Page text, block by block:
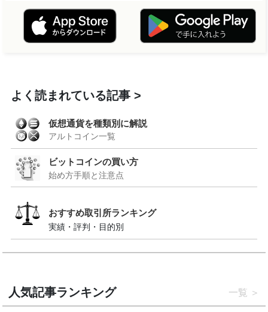
よく読まれている記事
仮想通貨を種類別に解説
アルトコイン一覧
ビットコインの買い方
始め方手順と注意点
おすすめ取引所ランキング
実績・評判・目的別
人気記事ランキング 一覧